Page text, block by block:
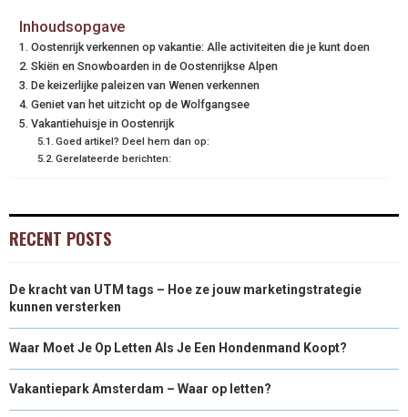
Inhoudsopgave
Oostenrijk verkennen op vakantie: Alle activiteiten die je kunt doen
Skiën en Snowboarden in de Oostenrijkse Alpen
De keizerlijke paleizen van Wenen verkennen
Geniet van het uitzicht op de Wolfgangsee
Vakantiehuisje in Oostenrijk
Goed artikel? Deel hem dan op:
Gerelateerde berichten:
RECENT POSTS
De kracht van UTM tags – Hoe ze jouw marketingstrategie
kunnen versterken
Waar Moet Je Op Letten Als Je Een Hondenmand Koopt?
Vakantiepark Amsterdam – Waar op letten?